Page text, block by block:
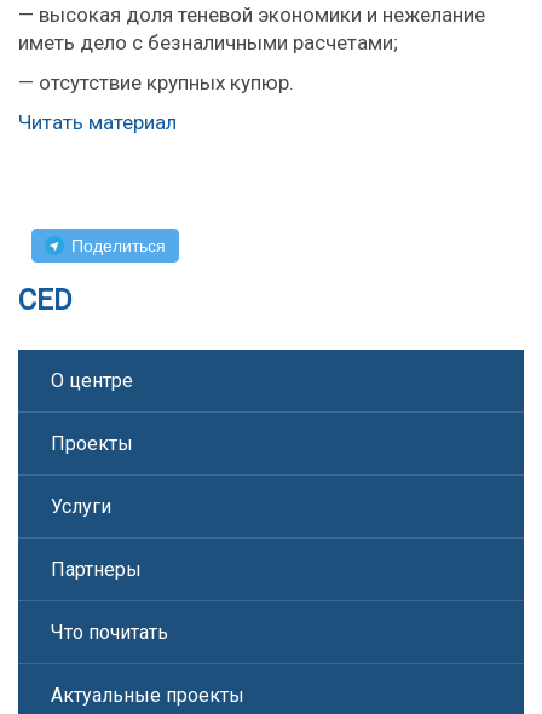
— высокая доля теневой экономики и нежелание
иметь дело с безналичными расчетами;
— отсутствие крупных купюр.
Читать материал
Поделиться
CED
О центре
Проекты
Услуги
Партнеры
Что почитать
Актуальные проекты